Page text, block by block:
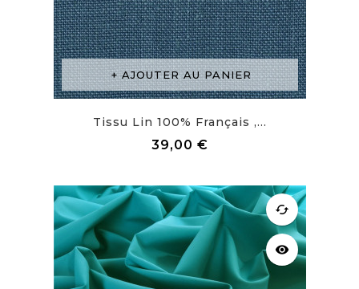
AJOUTER AU PANIER
Tissu Lin 100% Français ,...
39,00 €Prix
cached
visibility